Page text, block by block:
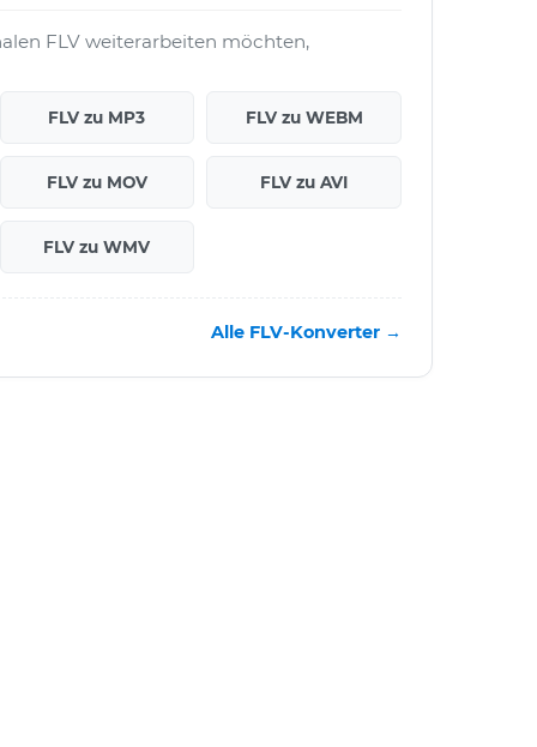
FLV weiterarbeiten möchten,
FLV zu MP3 FLV zu WEBM
FLV zu MOV FLV zu AVI
FLV zu WMV
Alle FLV-Konverter →